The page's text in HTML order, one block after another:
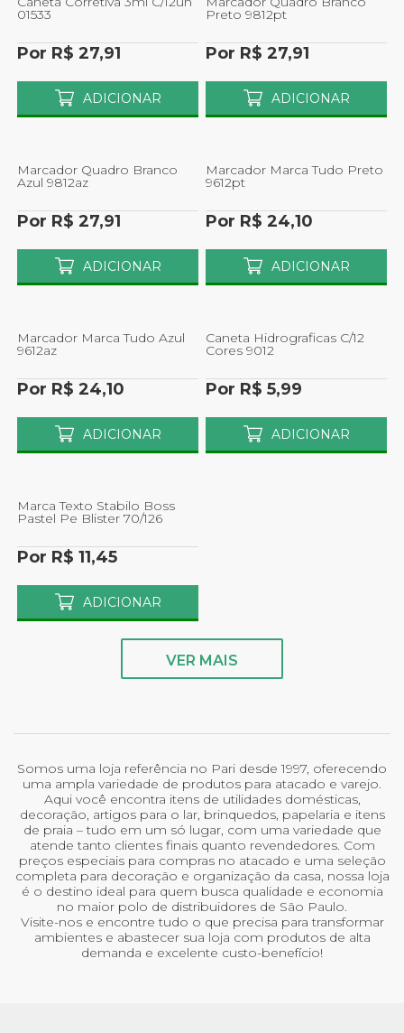
01533
Por R$ 27,91
ADICIONAR
Preto 9812pt
Por R$ 27,91
ADICIONAR
Marcador Quadro Branco
Azul 9812az
Por R$ 27,91
ADICIONAR
Marcador Marca Tudo Preto
9612pt
Por R$ 24,10
ADICIONAR
Marcador Marca Tudo Azul
9612az
Por R$ 24,10
ADICIONAR
Caneta Hidrograficas C/12
Cores 9012
Por R$ 5,99
ADICIONAR
Marca Texto Stabilo Boss
Pastel Pe Blister 70/126
Por R$ 11,45
ADICIONAR
VER MAIS
Somos uma loja referência no Pari desde 1997, oferecendo
uma ampla variedade de produtos para atacado e varejo.
Aqui você encontra itens de utilidades domésticas,
decoração, artigos para o lar, brinquedos, papelaria e itens
de praia – tudo em um só lugar, com uma variedade que
atende tanto clientes finais quanto revendedores. Com
preços especiais para compras no atacado e uma seleção
completa para decoração e organização da casa, nossa loja
é o destino ideal para quem busca qualidade e economia
no maior polo de distribuidores de São Paulo.
Visite-nos e encontre tudo o que precisa para transformar
ambientes e abastecer sua loja com produtos de alta
demanda e excelente custo-benefício!